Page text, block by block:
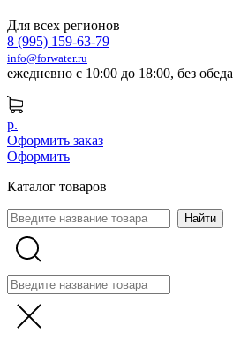
Для всех регионов
8 (995) 159-63-79
info@forwater.ru
ежедневно с 10:00 до 18:00, без обеда
р.
Оформить заказ
Оформить
Каталог товаров